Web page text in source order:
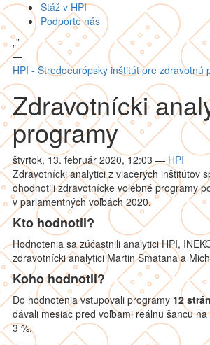
Stáž v HPI
Podporte nás
„”
—
HPI - Stredoeurópsky inštitút pre zdravotnú
Zdravotnícki
programy
štvrtok, 13. február 2020, 12:03 — HPI
Zdravotnícki analytici z viacerých inštitútov
ohodnotili zdravotnícke volebné programy
v parlamentných voľbách 2020.
Kto hodnotil?
Hodnotenia sa zúčastnili analytici HPI,
zdravotnícki analytici Martin Smatana a
Koho hodnotil?
Do hodnotenia vstupovali programy 12
dávali mesiac pred voľbami reálnu šancu
3 %.